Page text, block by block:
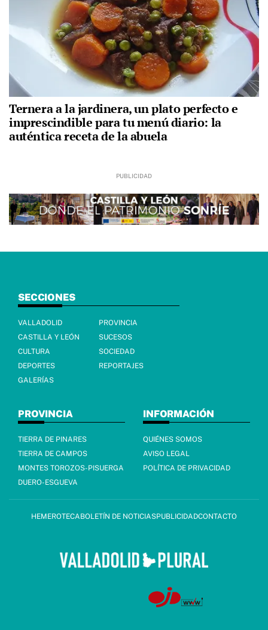
Ternera a la jardinera, un plato perfecto e
imprescindible para tu menú diario: la
auténtica receta de la abuela
SECCIONES
VALLADOLID
PROVINCIA
CASTILLA Y LEÓN
SUCESOS
CULTURA
SOCIEDAD
DEPORTES
REPORTAJES
GALERÍAS
PROVINCIA
TIERRA DE PINARES
TIERRA DE CAMPOS
MONTES TOROZOS-PISUERGA
DUERO-ESGUEVA
INFORMACIÓN
QUIÉNES SOMOS
AVISO LEGAL
POLÍTICA DE PRIVACIDAD
HEMEROTECABOLETÍN DE NOTICIASPUBLICIDADCONTACTO